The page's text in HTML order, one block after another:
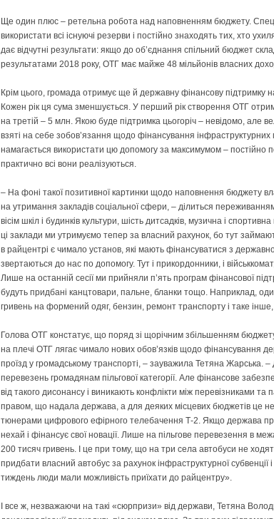
Ще один плюс – ретельна робота над наповненням бюджету.
використати всі існуючі резерви і постійно знаходять тих, хто
дає відчутні результати: якщо до об’єднання спільний бюджет
результатами 2018 року, ОТГ має майже 48 мільйонів власних
Крім цього, громада отримує ще й державну фінансову підтримку
Кожен рік ця сума зменшується. У перший рік створення ОТГ
на третій – 5 млн. Якою буде підтримка цьогоріч – невідомо, але
взяті на себе зобов’язання щодо фінансування інфраструктурних
намагається використати цю допомогу за максимумом – постійно
практично всі вони реалізуються.
– На фоні такої позитивної картинки щодо наповнення бюджету
на утримання закладів соціальної сфери, – ділиться
вісім шкіл і будинків культури, шість дитсадків, музична і
ці заклади ми утримуємо тепер за власний рахунок, бо тут
в райцентрі є чимало установ, які мають фінансуватися з
звертаються до нас по допомогу. Тут і прикордонники, і
Лише на останній сесії ми прийняли п’ять програм фінансової
будуть придбані канцтовари, пальне, бланки тощо. Наприклад,
гривень на формений одяг, бензин, ремонт транспорту і таке
Голова ОТГ констатує, що поряд зі щорічним збільшенням
на плечі ОТГ лягає чимало нових обов’язків щодо фінансування
проїзд у громадському транспорті, – зауважила Тетяна Жарська.
перевезень громадянам пільгової категорії. Але фінансове
від такого дисонансу і виникають конфлікти між перевізниками
правом, що надала держава, а для деяких місцевих бюджетів це
тюнерами цифрового ефірного телебачення Т-2. Якщо держава
нехай і фінансує свої новації. Лише на пільгове перевезення в
200 тисяч гривень. І це при тому, що на три села автобуси не
придбати власний автобус за рахунок інфраструктурної
тиждень люди мали можливість приїхати до райцентру».
І все ж, незважаючи на такі «сюрпризи» від держави, Тетяна